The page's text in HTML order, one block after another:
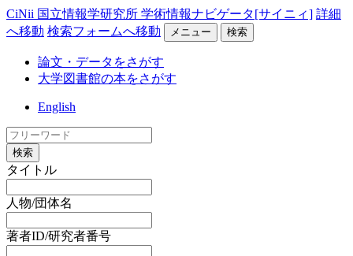
CiNii 国立情報学研究所 学術情報ナビゲータ[サイニィ] 詳細
へ移動 検索フォームへ移動 メニュー 検索
論文・データをさがす
大学図書館の本をさがす
English
検索
タイトル
人物/団体名
著者ID/研究者番号